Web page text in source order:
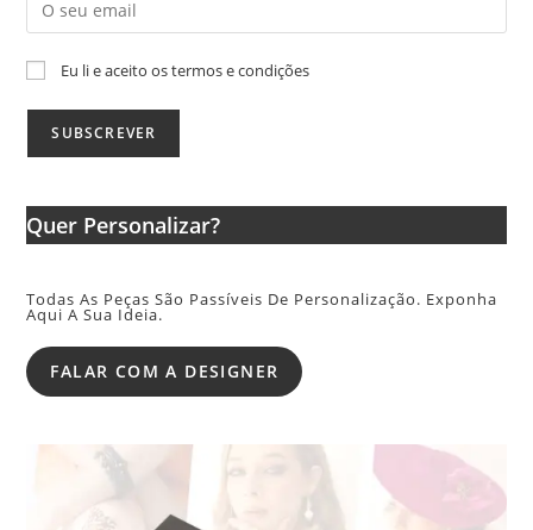
Eu li e aceito os termos e condições
Quer Personalizar?
Todas As Peças São Passíveis De Personalização. Exponha
Aqui A Sua Ideia.
FALAR COM A DESIGNER